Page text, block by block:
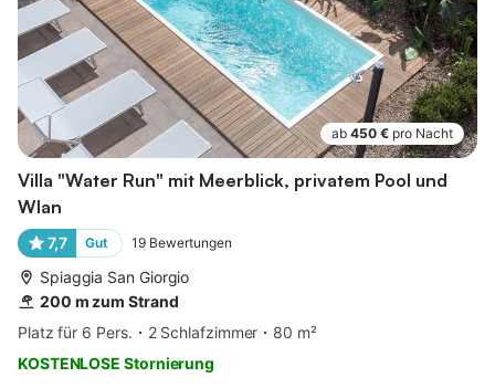
ab 450 € pro Nacht
Villa "Water Run" mit Meerblick, privatem Pool und
Wlan
7,7 Gut 19 Bewertungen
Spiaggia San Giorgio
200 m zum Strand
Platz für 6 Pers.
2 Schlafzimmer
80 m²
KOSTENLOSE Stornierung